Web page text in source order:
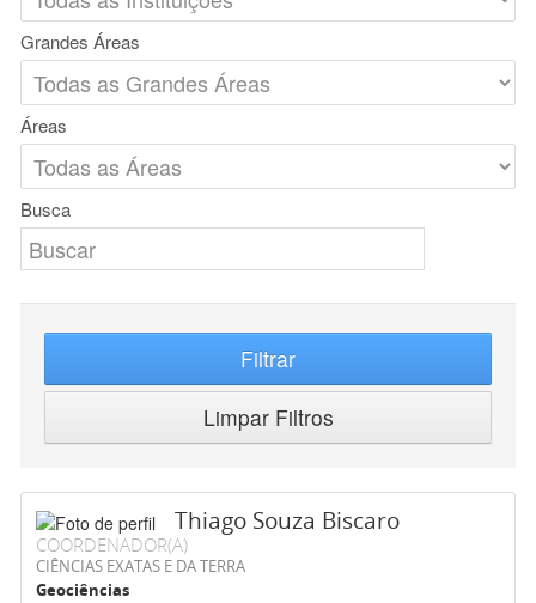
Grandes Áreas
Áreas
Busca
Filtrar
Limpar Filtros
Thiago Souza Biscaro
COORDENADOR(A)
CIÊNCIAS EXATAS E DA TERRA
Geociências